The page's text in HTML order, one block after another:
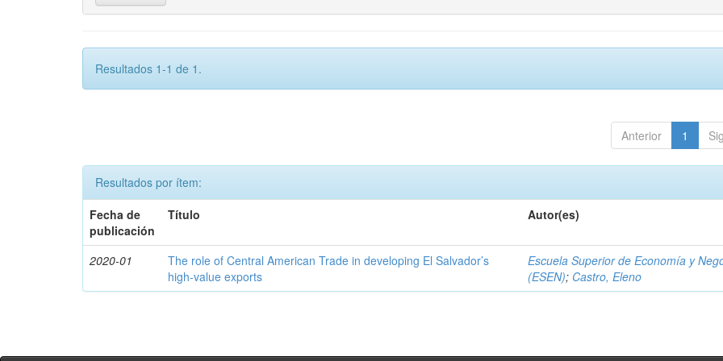
Resultados 1-1 de 1.
Anterior 1
Resultados por ítem:
Fecha de
publicación
Título Autor(es)
2020-01
The role of Central American Trade in developing El Salvador’s
high-value exports
Escuela Superior de Economía y
(ESEN); Castro, Eleno